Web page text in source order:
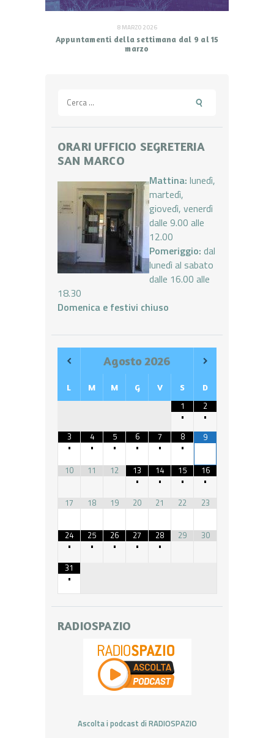
8 MARZO 2026
Appuntamenti della settimana dal 9 al 15
marzo
per:
ORARI UFFICIO SEGRETERIA
SAN MARCO
Mattina: lunedì,
martedì,
giovedì, venerdì
dalle 9.00 alle
12.00
Pomeriggio: dal
lunedì al sabato
dalle 16.00 alle
18.30
Domenica e festivi chiuso
Agosto2026
L M M G V S D
1
•
2
•
3
•
4
•
5
•
6
•
7
•
8
•
9
10 11 12
13
•
14
•
15
•
16
•
17
18 19 20 21 22 23
24
•
25
•
26
•
27
•
28
•
29 30
31
•
RADIOSPAZIO
Ascolta i podcast di RADIOSPAZIO